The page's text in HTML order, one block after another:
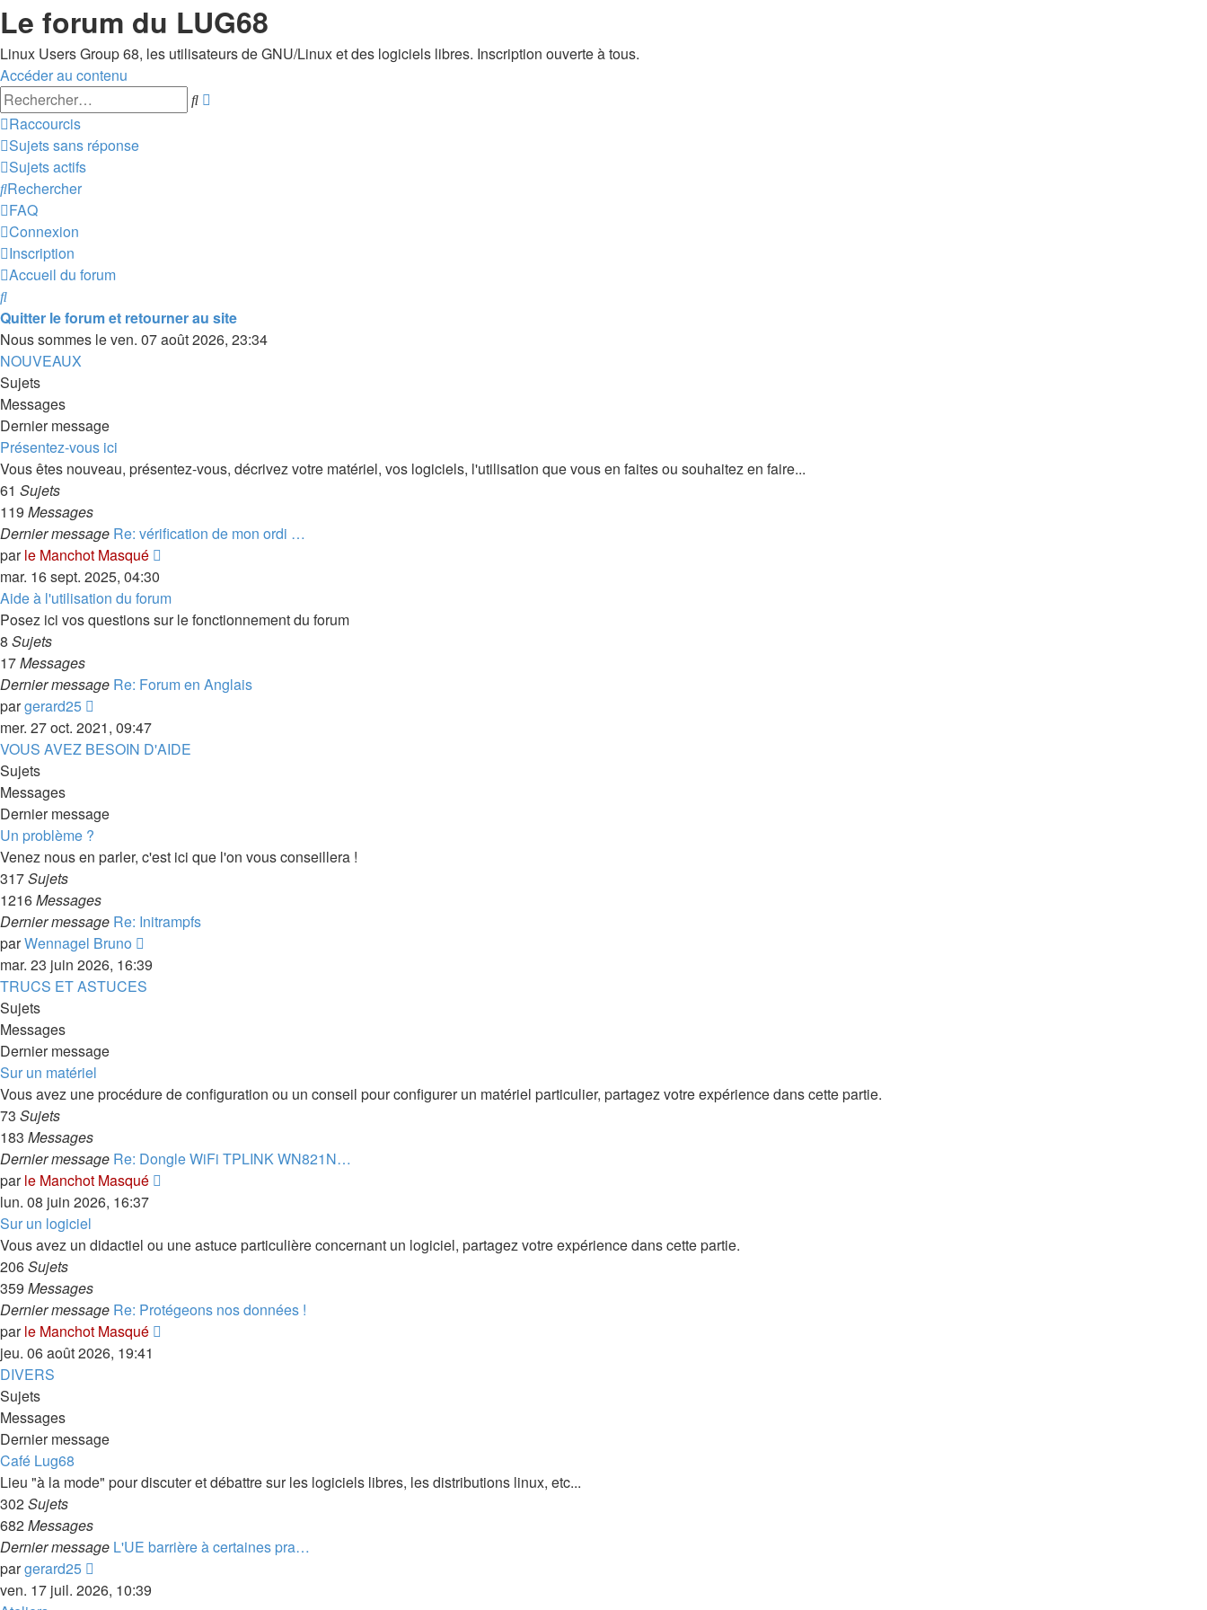
Le forum du LUG68
Linux Users Group 68, les utilisateurs de GNU/Linux et des logiciels libres. Inscription ouverte à tous.
Accéder au contenu
Rechercher
Raccourcis
Sujets sans réponse
Sujets actifs
Rechercher
FAQ
Connexion
Inscription
Accueil du forum
Rechercher
Quitter le forum et retourner au site
Nous sommes le ven. 07 août 2026, 23:34
NOUVEAUX
Sujets
Messages
Dernier message
Présentez-vous ici
Vous êtes nouveau, présentez-vous, décrivez votre matériel, vos logiciels, l'utilisation que vous en faites ou souhaitez en faire...
61 Sujets
119 Messages
Dernier message Re: vérification de mon ordi …
parle Manchot Masqué
dernier
message
mar. 16 sept. 2025, 04:30
Aide à l'utilisation du forum
Posez ici vos questions sur le fonctionnement du forum
8 Sujets
17Messages
Dernier message Re: Forum en Anglais
pargerard25
le
dernier
mer. 27 oct. 2021, 09:47
VOUS AVEZ BESOIN D'AIDE
Sujets
Messages
Dernier message
Un problème ?
Venez nous en parler, c'est ici que l'on vous conseillera !
317Sujets
1216Messages
Dernier message Re: Initrampfs
parWennagel Bruno
le
dernier
mar. 23 juin 2026, 16:39
TRUCS ET ASTUCES
Sujets
Messages
Dernier message
Sur un matériel
Vous avez une procédure de configuration ou un conseil pour configurer un matériel particulier, partagez votre expérience dans cette partie.
73 Sujets
183 Messages
Dernier message Re: Dongle WiFi TPLINK WN821N…
parle Manchot Masqué
message
lun. 08 juin 2026, 16:37
Sur un logiciel
Vous avez un didactiel ou une astuce particulière concernant un logiciel, partagez votre expérience dans cette partie.
206Sujets
359 Messages
Dernier message Re: Protégeons nos données !
parle Manchot Masqué
jeu. 06 août 2026, 19:41
DIVERS
Sujets
Messages
Dernier message
Café Lug68
Lieu "à la mode" pour discuter et débattre sur les logiciels libres, les distributions linux, etc...
302Sujets
682Messages
Dernier message L'UE barrière à certaines pra…
pargerard25
le
ven. 17 juil. 2026, 10:39